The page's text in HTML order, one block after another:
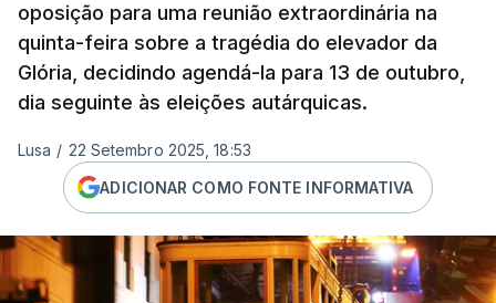
oposição para uma reunião extraordinária na
quinta-feira sobre a tragédia do elevador da
Glória, decidindo agendá-la para 13 de outubro,
dia seguinte às eleições autárquicas.
Lusa / 22 Setembro 2025, 18:53
ADICIONAR COMO FONTE INFORMATIVA